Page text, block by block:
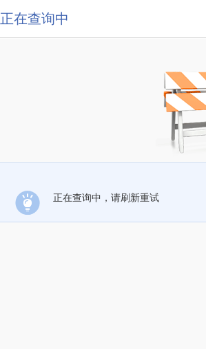
正在查询中
正在查询中，请刷新重试